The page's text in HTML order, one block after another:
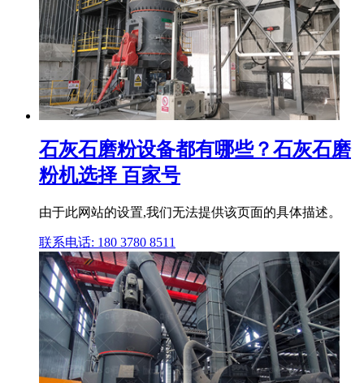
石灰石磨粉设备都有哪些？石灰石磨
粉机选择 百家号
由于此网站的设置,我们无法提供该页面的具体描述。
联系电话: 180 3780 8511